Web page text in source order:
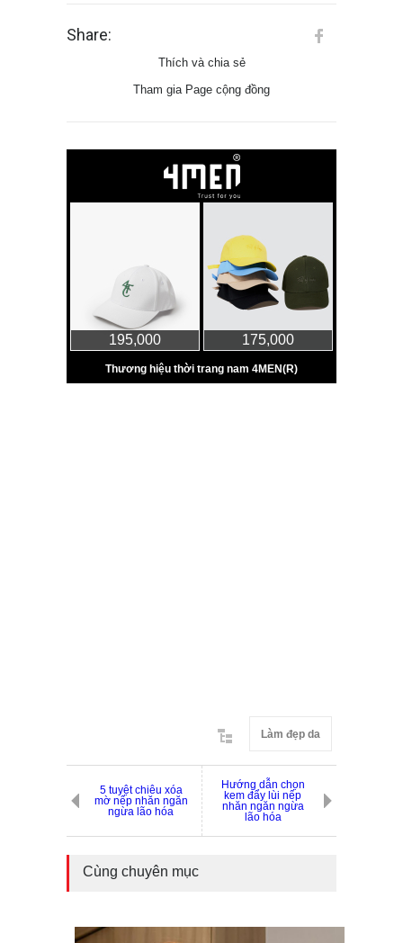
Share:
Thích và chia sẻ
Tham gia Page cộng đồng
Làm đẹp da
5 tuyệt chiêu xóa
mờ nếp nhăn ngăn
ngừa lão hóa
Hướng dẫn chọn
kem đẩy lùi nếp
nhăn ngăn ngừa
lão hóa
Cùng chuyên mục